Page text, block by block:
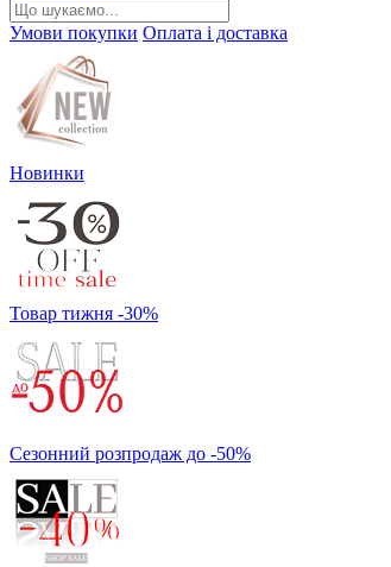
Умови покупки Оплата і доставка
Новинки
Товар тижня -30%
Сезонний розпродаж до -50%